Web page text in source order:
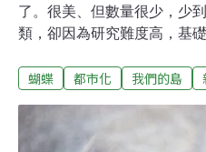
了。很美、但數量很少，少
類，卻因為研究難度高，基
物多樣性研究所服務的朱汶
蝶幼蟲階段需要的樹，沙朴
是中低海拔很常見的闊葉樹
蝴蝶 都市化 我們的島